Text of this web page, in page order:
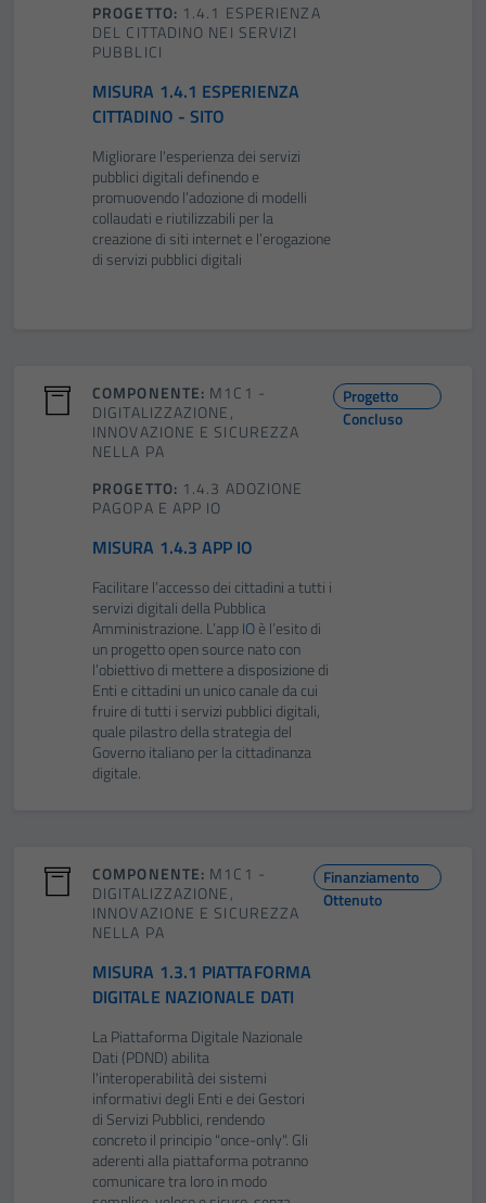
PROGETTO: 1.4.1 ESPERIENZA
DEL CITTADINO NEI SERVIZI
PUBBLICI
MISURA 1.4.1 ESPERIENZA
CITTADINO - SITO
Migliorare l'esperienza dei servizi
pubblici digitali definendo e
promuovendo l’adozione di modelli
collaudati e riutilizzabili per la
creazione di siti internet e l’erogazione
di servizi pubblici digitali
COMPONENTE: M1C1 -
DIGITALIZZAZIONE,
INNOVAZIONE E SICUREZZA
NELLA PA
PROGETTO: 1.4.3 ADOZIONE
PAGOPA E APP IO
MISURA 1.4.3 APP IO
Facilitare l’accesso dei cittadini a tutti i
servizi digitali della Pubblica
Amministrazione. L’appIOè l’esito di
un progetto open source nato con
l’obiettivo di mettere a disposizione di
Enti e cittadini un unico canale da cui
fruire di tutti i servizi pubblici digitali,
quale pilastro della strategia del
Governo italiano per la cittadinanza
digitale.
Progetto
Concluso
COMPONENTE: M1C1 -
DIGITALIZZAZIONE,
INNOVAZIONE E SICUREZZA
NELLA PA
MISURA 1.3.1 PIATTAFORMA
DIGITALE NAZIONALE DATI
La Piattaforma Digitale Nazionale
Dati (PDND) abilita
l'interoperabilità dei sistemi
informativi degli Enti e dei Gestori
di Servizi Pubblici, rendendo
concreto il principio "once-only". Gli
aderenti alla piattaforma potranno
comunicare tra loro in modo
Finanziamento
Ottenuto